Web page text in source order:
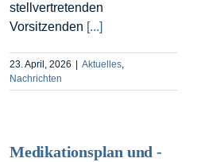
stellvertretenden
Vorsitzenden [...]
23. April, 2026 Aktuelles,
Nachrichten
Medikationsplan und -